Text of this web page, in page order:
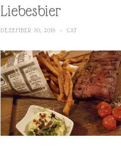
Liebesbier
DEZEMBER 30, 2016 ~ CAT